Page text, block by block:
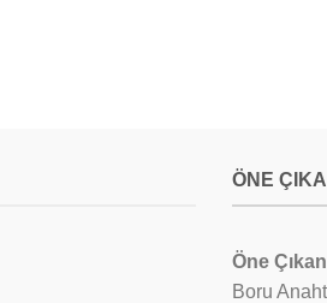
ÖNE
Öne
Boru